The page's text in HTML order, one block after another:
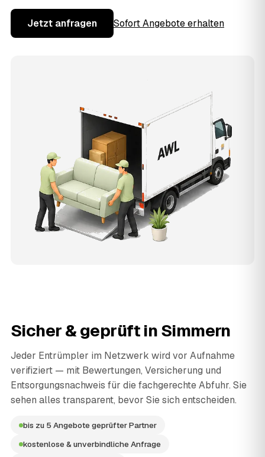
Jetzt anfragen Sofort Angebote erhalten
Sicher & geprüft inSimmern
Jeder Entrümpler im Netzwerk wird vor Aufnahme
verifiziert — mit Bewertungen, Versicherung und
Entsorgungsnachweis für die fachgerechte Abfuhr. Sie
sehen alles transparent, bevor Sie sich entscheiden.
bis zu 5 Angebote geprüfter Partner
kostenlose & unverbindliche Anfrage